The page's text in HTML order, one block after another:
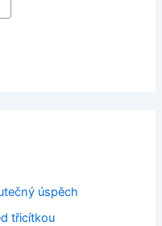
úspěch
třicítkou